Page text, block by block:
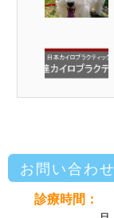
お問い合わせ
診療時間：